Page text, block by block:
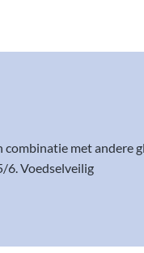
met andere
6. Voedselveilig